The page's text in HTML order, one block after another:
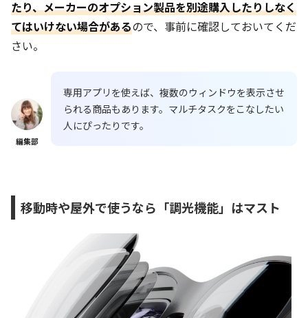
たり、メーカーのオプション製品を別途購入したりしなく
てはいけない場合があるので、事前に確認しておいてくだ
さい。
編集部
専用アプリを使えば、複数のウィンドウを表示させ
られる商品もあります。マルチタスクをこなしたい
人にぴったりです。
移動時や屋外で使うなら「調光機能」はマスト